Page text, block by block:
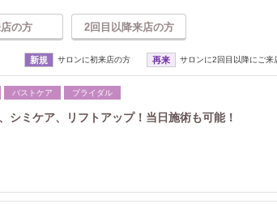
の方 2回目以降来店の方
新規 サロンに初来店の方 再来 サロンに2回目以降にご来
バストケア ブライダル
シミケア、リフトアップ！当日施術も可能！